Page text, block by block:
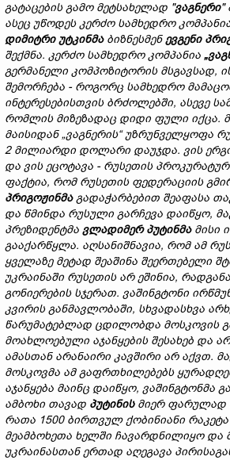
გატაცების გამო მეტსახელად "ვაგნერი"
ასეც უწოდეს კერძო სამხედრო
დიმიტრი უტკინმა ბიზნესმენ ევგენი
შექმნა. კერძო სამხედრო კომპანია
გერმანელი კომპოზიტორის მსგავსად,
შემორჩება - როგორც სამხედრო
ინტერესებისთვის ბრძოლებში, ასევე
რომლის მიზეზადაც დიდი ფული იქცა.
მაისიდან „ვაგნერის“უზრუნველყოფა
2 მილიარდი დოლარი დაუჯდა. ვის
და ვის ეცოტავა - რუსეთის პროკურატურ
ფაქტია, რომ რუსეთის ფედერაციის
პრიგოჟინმა გადაჭარბებით შეაფასა
და წმინდა რუსული გარჩევა დაიწყო,
პრეზიდენტმა ვლადიმერპუტინმა მისი
გააქარწყლა. აღსანიშნავია, რომ ამ
ყველაზე მეტად შეაშინა შეერთებელი
უკრაინაში რუსეთის არ ეშინია,
გონიერების სჯერათ. ვაშინგტონი
კვირის განმავლობაში, სხვადასხვა
წარუმატებლად ცდილობდა მოსკოვის
მოახლოებული აჯანყების შესახებ და
ამასთან არანაირი კავშირი არ აქვთ.
მოსკოვმა ამ გაფრთხილებებს
აჯანყება მაინც დაიწყო, ვაშინგტონმა
ამბოხი თავად პუტინის მიერ ფარულად
რათა 1500 ბირთვულ ქობინიანი რაკეტა
მეამბოხეთა ხელში ჩავარდნილიყო და
უკრაინასთან ერთად აღეგავა